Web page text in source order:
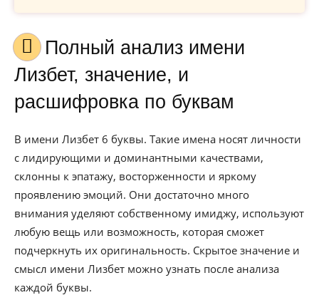
Полный анализ имени
Лизбет, значение, и
расшифровка по буквам
В имени Лизбет 6 буквы. Такие имена носят личности
с лидирующими и доминантными качествами,
склонны к эпатажу, восторженности и яркому
проявлению эмоций. Они достаточно много
внимания уделяют собственному имиджу, используют
любую вещь или возможность, которая сможет
подчеркнуть их оригинальность. Скрытое значение и
смысл имени Лизбет можно узнать после анализа
каждой буквы.